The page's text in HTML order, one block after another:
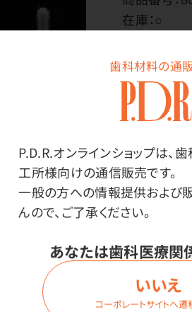
歯科材料の通
P.D.R.オンラインショップは、
工所様向けの通信販売です。
一般の方への情報提供および
んので、ご了承ください。
あなたは歯科医療関
いいえ
コーポレートサイトへ遷
在庫：○
シリンジ（
価格はログイン後表示
ログイン
商品詳細